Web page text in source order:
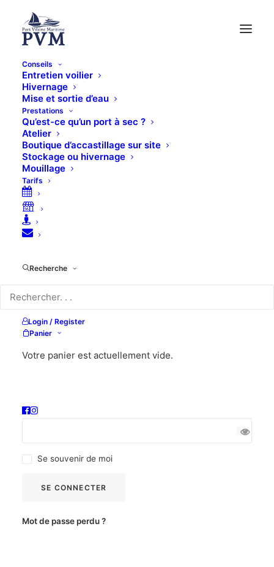
Conseils
Entretien voilier
Hivernage
Mise et sortie d’eau
Prestations
Qu’est-ce qu’un port à sec ?
Atelier
Boutique d’accastillage sur site
Stockage ou hivernage
Mouillage
Tarifs
Recherche
Login / Register
Panier
Votre panier est actuellement vide.
Boutique en ligne
Mon compte
Se connecter
Mot de passe
Se souvenir de moi
SE CONNECTER
Mot de passe perdu ?